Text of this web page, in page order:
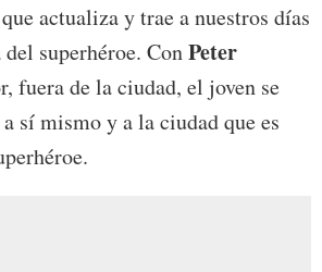
actualiza y trae a nuestros días
superhéroe. ConPeter
fuera de la ciudad, el joven se
sí mismo y a la ciudad que es